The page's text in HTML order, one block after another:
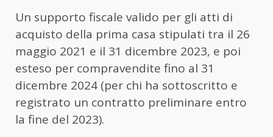
Un supporto fiscale valido per gli atti di
acquisto della prima casa stipulati tra il 26
maggio 2021 e il 31 dicembre 2023, e poi
esteso per compravendite fino al 31
dicembre 2024 (per chi ha sottoscritto e
registrato un contratto preliminare entro
la fine del 2023).